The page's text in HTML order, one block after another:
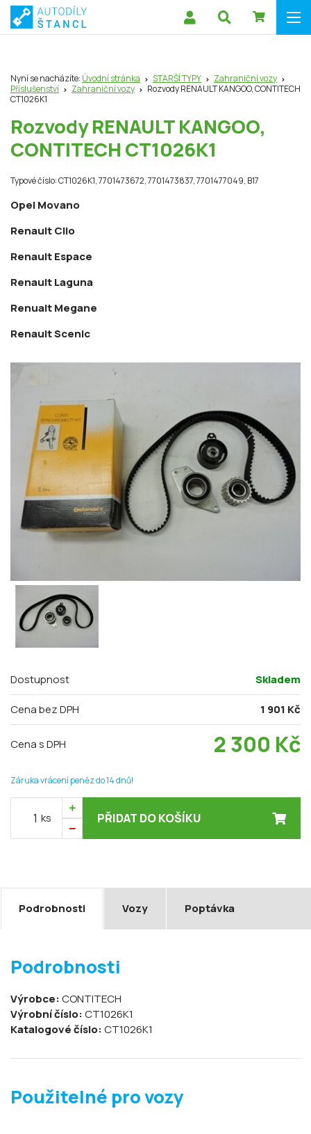
Nyní se nacházíte: Úvodní stránka STARŠÍ TYPY
Zahraniční vozy
Příslušenství
Zahraniční vozy
Rozvody RENAULT KANGOO, CONTITECH
CT1026K1
Rozvody RENAULT KANGOO,
CONTITECH CT1026K1
Typové číslo: CT1026K1, 7701473672, 7701473837, 7701477049, B17
Opel Movano
Renault Clio
Renault Espace
Renault Laguna
Renualt Megane
Renault Scenic
Dostupnost Skladem
Cena bez DPH 1 901 Kč
Cena s DPH 2 300 Kč
Záruka vrácení peněz do 14 dnů!
ks PŘIDAT DO KOŠÍKU
Podrobnosti Vozy Poptávka
Podrobnosti
Výrobce:CONTITECH
Výrobní číslo:CT1026K1
Katalogové číslo:CT1026K1
Použitelné pro vozy